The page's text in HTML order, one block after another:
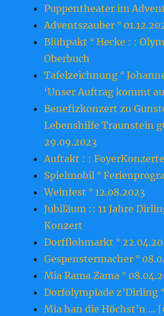
Puppentheater im Advent
Adventszauber °
Blühpakt ° Hecke : :
Oberbuch
Tafelzeichnung °
‘Unser Auftrag kommt
Benefizkonzert zu
Lebenshilfe Traunstein
29.09.2023
Auftakt : : FoyerKonzerte
Spielmobil °
Weinfest ° 12.08.2023
Jubiläum :: 11 Jahre
Konzert
Dorfflohmarkt °
Gespenstermacher °
Mia Rama Zama °
Dorfolympiade z’Dirling
Mia han die Höchst’n …